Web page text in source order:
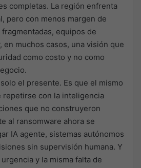
completas. La región enfrenta
pero con menos margen de
equipos de
en muchos casos, una visión que
como costo y no como
el presente. Es que el mismo
repetirse con la inteligencia
que no construyeron
al ransomware ahora se
IA agente, sistemas autónomos
sin supervisión humana. Y
y la misma falta de